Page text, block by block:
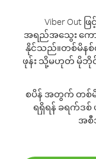
Viber Out
အရည်အသွေး ကော
နိုင်သည်။တစ်မိနစ်
ဖုန်း သို့မဟုတ် မိုဘို
စပိန် အတွက် တစ်မိ
ရရှိရန် ခရက်ဒစ်
အစီ